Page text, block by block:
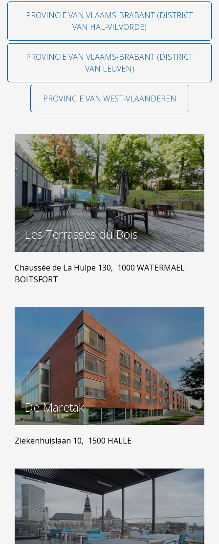
PROVINCIE VAN VLAAMS-BRABANT (DISTRICT
VAN HAL-VILVORDE)
PROVINCIE VAN VLAAMS-BRABANT (DISTRICT
VAN LEUVEN)
PROVINCIE VAN WEST-VLAANDEREN
Les Terrasses du Bois
Chaussée de La Hulpe 130, 1000 WATERMAEL
BOITSFORT
De Maretak
Ziekenhuislaan 10, 1500 HALLE